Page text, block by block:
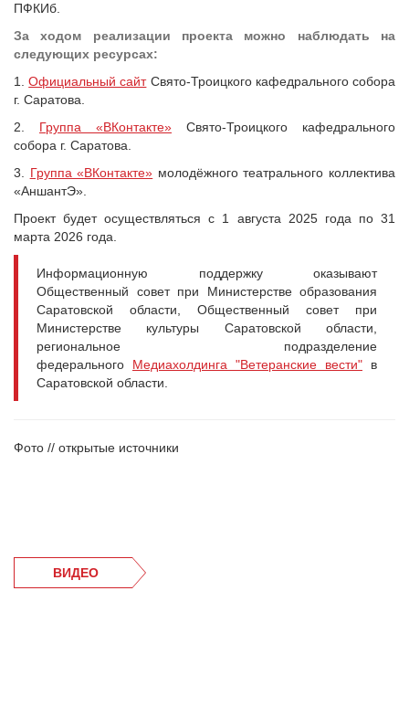
ПФКИб.
За ходом реализации проекта можно наблюдать на
следующих ресурсах:
1.Официальный сайтСвято-Троицкого кафедрального собора
г. Саратова.
2. Группа «ВКонтакте» Свято-Троицкого кафедрального
собора г. Саратова.
3. Группа «ВКонтакте» молодёжного театрального коллектива
«АншантЭ».
Проект будет осуществляться с 1 августа 2025 года по 31
марта 2026 года.
Информационную поддержку оказывают
Общественный совет при Министерстве образования
Саратовской области, Общественный совет при
Министерстве культуры Саратовской области,
региональное подразделение
федерального Медиахолдинга "Ветеранские вести" в
Саратовской области.
Фото // открытые источники
ВИДЕО